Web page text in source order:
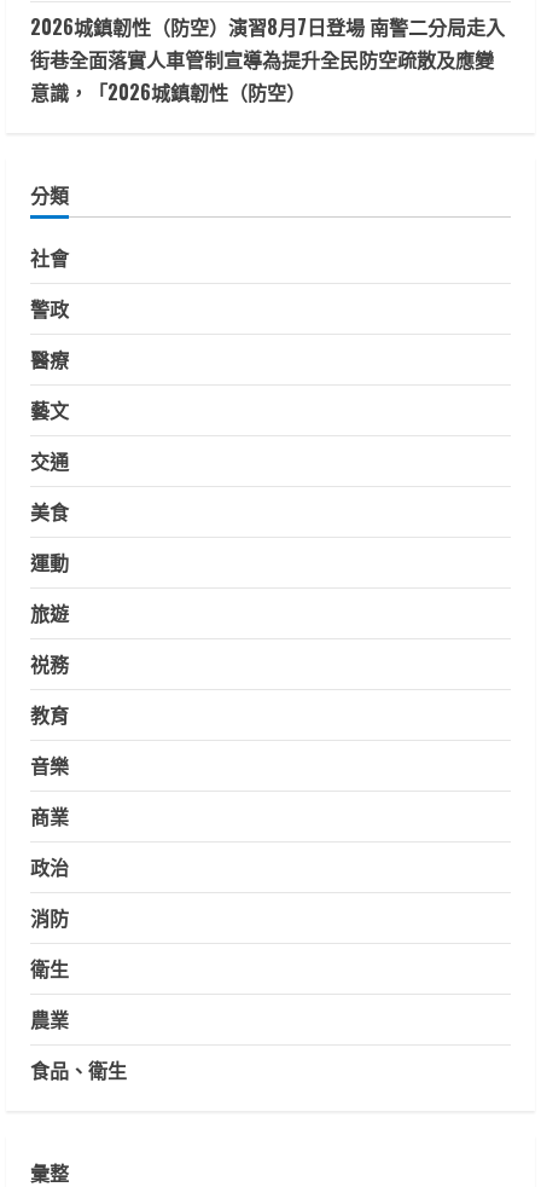
2026城鎮韌性（防空）演習8月7日登場 南警二分局走入
街巷全面落實人車管制宣導為提升全民防空疏散及應變
意識，「2026城鎮韌性（防空）
分類
社會
警政
醫療
藝文
交通
美食
運動
旅遊
祱務
教育
音樂
商業
政治
消防
衛生
農業
食品、衛生
彙整